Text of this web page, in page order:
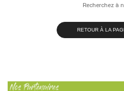
Recherchez à
RETOUR À LA